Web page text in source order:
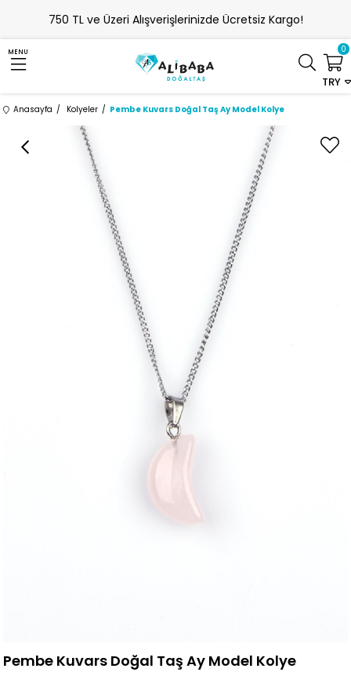
750 TL ve Üzeri Alışverişlerinizde Ücretsiz Kargo!
MENU
TRY
0
Anasayfa Kolyeler Pembe Kuvars Doğal Taş Ay Model Kolye
Pembe Kuvars Doğal Taş Ay Model Kolye